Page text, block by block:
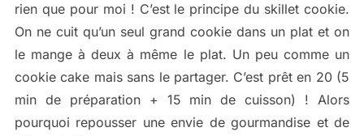
rien que pour moi ! C’est le principe du skillet cookie.
On ne cuit qu’un seul grand cookie dans un plat et on
le mange à deux à même le plat. Un peu comme un
cookie cake mais sans le partager. C’est prêt en 20 (5
min de préparation + 15 min de cuisson) ! Alors
pourquoi repousser une envie de gourmandise et de